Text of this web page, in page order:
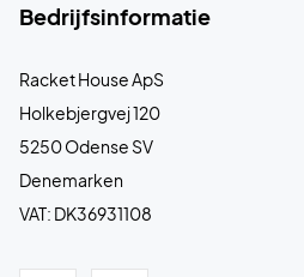
Bedrijfsinformatie
Racket House ApS
Holkebjergvej 120
5250 Odense SV
Denemarken
VAT: DK36931108